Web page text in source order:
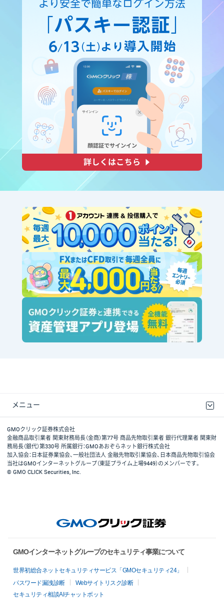
メニュー
取引規程・約款
最良執行方針
ディスクレイマー
リスク説明
GMOクリック証券ホームページ
GMOクリック証券株式会社
金融商品取引業者 関東財務局長（金商）第77号 商品先物取引業者 銀行代理業者 関東財
務局長（銀代）第330号 所属銀行：GMOあおぞらネット銀行株式会社
加入協会：日本証券業協会、一般社団法人 金融先物取引業協会、日本商品先物取引協会
当社はGMOインターネットグループ（東証プライム上場9449）のメンバーです。
© GMO CLICK Securities, Inc.
GMOインターネットグループのセキュリティ事業について
世界初総合ネットセキュリティサービス「GMOセキュリティ24」
パスワード漏洩診断
Webサイトリスク診断
セキュリティ相談AIチャットボット